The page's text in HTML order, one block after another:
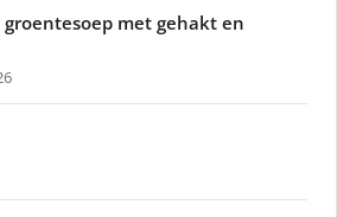
groentesoep met gehakt en